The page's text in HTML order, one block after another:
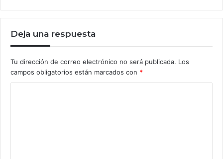
Deja una respuesta
Tu dirección de correo electrónico no será publicada. Los
campos obligatorios están marcados con *